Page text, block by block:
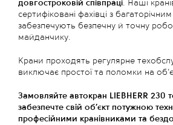
довгостроковій співпраці. Наші
сертифіковані фахівці з
забезпечують безпечну й точну
майданчику.
Крани проходять регулярне
виключає простої та поломки на
Замовляйте автокран LIEBHERR 230
забезпечте свій об’єкт потужною
професійними кранівниками та